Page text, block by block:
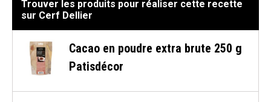
Trouver les produits pour réaliser cette recette
sur Cerf Dellier
Cacao en poudre extra brute 250 g
Patisdécor